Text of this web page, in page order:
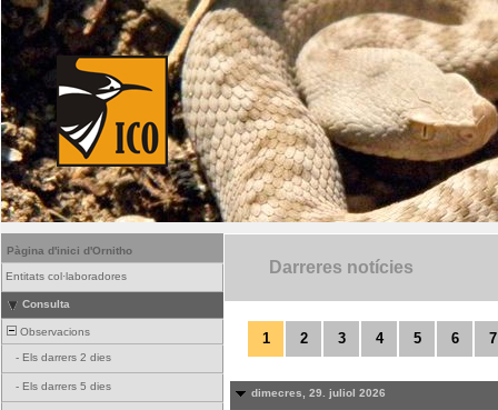
Pàgina d'inici d'Ornitho
Entitats col·laboradores
Consulta
Observacions
- Els darrers 2 dies
- Els darrers 5 dies
Darreres notícies
1 2 3 4 5 6 7
dimecres, 29. juliol 2026